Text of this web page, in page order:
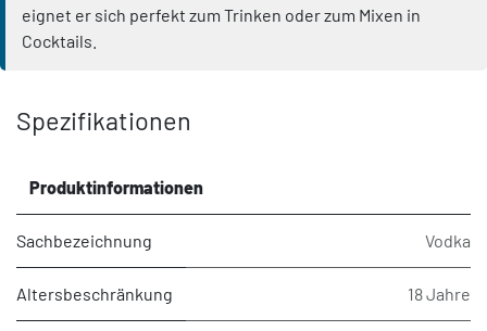
eignet er sich perfekt zum Trinken oder zum Mixen in
Cocktails.
Spezifikationen
Produktinformationen
Sachbezeichnung Vodka
Altersbeschränkung 18 Jahre